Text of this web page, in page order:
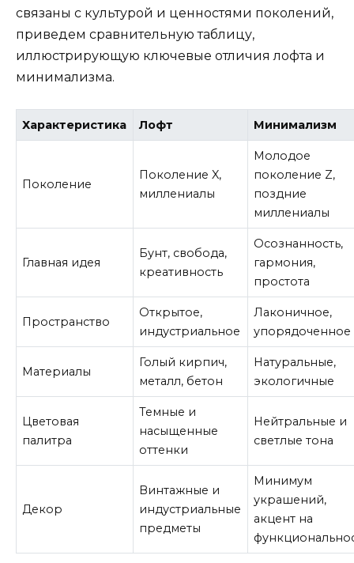
связаны с культурой и ценностями поколений,
приведем сравнительную таблицу,
иллюстрирующую ключевые отличия лофта и
минимализма.
Характеристика Лофт Минимализм
Поколение
Поколение X,
миллениалы
Молодое
поколение Z,
поздние
миллениалы
Главная идея
Бунт, свобода,
креативность
Осознанность,
гармония,
простота
Пространство
Открытое,
индустриальное
Лаконичное,
упорядоченное
Материалы
Голый кирпич,
металл, бетон
Натуральные,
экологичные
Цветовая
палитра
Темные и
насыщенные
оттенки
Нейтральные и
светлые тона
Декор
Винтажные и
индустриальные
предметы
Минимум
украшений,
акцент на